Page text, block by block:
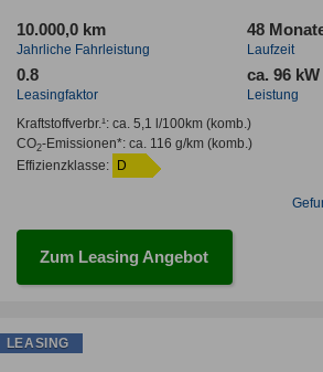
10.000,0 km
Jahrliche Fahrleistung
48
Laufzeit
0.8
Leasingfaktor
ca. 96
Leistung
Kraftstoffverbr.¹: ca. 5,1 l/100km(komb.)
CO2-Emissionen*: ca. 116 g/km(komb.)
Effizienzklasse:
D
Zum Leasing Angebot
LEASING